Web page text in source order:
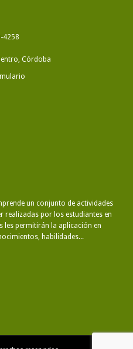
4258
Córdoba
un conjunto de actividades
realizadas por los estudiantes en
les permitirán la aplicación en
habilidades...